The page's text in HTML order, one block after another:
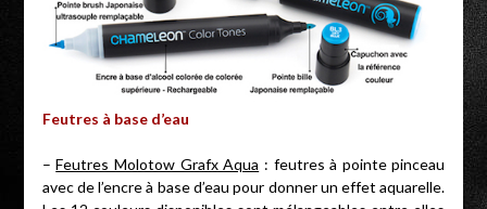
Feutres à base d’eau
–Feutres Molotow Grafx Aqua : feutres à pointe pinceau
avec de l’encre à base d’eau pour donner un effet aquarelle.